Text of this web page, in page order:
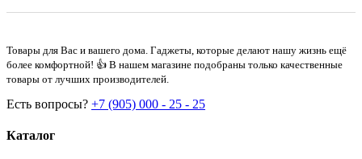
Товары для Вас и вашего дома. Гаджеты, которые делают нашу жизнь ещё
более комфортной! 👍 В нашем магазине подобраны только качественные
товары от лучших производителей.
Есть вопросы? +7 (905) 000 - 25 - 25
Каталог